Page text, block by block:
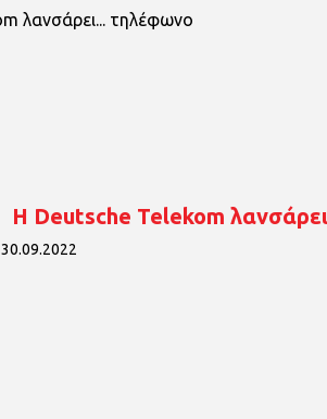
H Deutsche Telekom
30.09.2022